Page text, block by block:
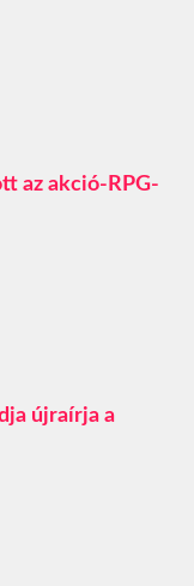
az akció-RPG-
újraírja a